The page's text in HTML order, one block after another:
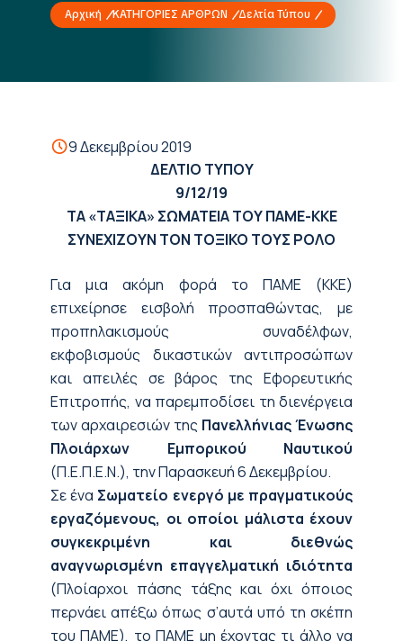
Αρχική ΚΑΤΗΓΟΡΙΕΣ ΑΡΘΡΩΝ Δελτία Τύπου
9 Δεκεμβρίου 2019
ΔΕΛΤΙΟ ΤΥΠΟΥ
9/12/19
ΤΑ «ΤΑΞΙΚΑ» ΣΩΜΑΤΕΙΑ ΤΟΥ ΠΑΜΕ-ΚΚΕ
ΣΥΝΕΧΙΖΟΥΝ ΤΟΝ ΤΟΞΙΚΟ ΤΟΥΣ ΡΟΛΟ
Για μια ακόμη φορά το ΠΑΜΕ (ΚΚΕ)
επιχείρησε εισβολή προσπαθώντας, με
προπηλακισμούς συναδέλφων,
εκφοβισμούς δικαστικών αντιπροσώπων
και απειλές σε βάρος της Εφορευτικής
Επιτροπής, να παρεμποδίσει τη διενέργεια
των αρχαιρεσιών της Πανελλήνιας Ένωσης
Πλοιάρχων Εμπορικού Ναυτικού
(Π.Ε.Π.Ε.Ν.), την Παρασκευή 6 Δεκεμβρίου.
Σε ένα Σωματείο ενεργό με πραγματικούς
εργαζόμενους, οι οποίοι μάλιστα έχουν
συγκεκριμένη και διεθνώς
αναγνωρισμένη επαγγελματική ιδιότητα
(Πλοίαρχοι πάσης τάξης και όχι όποιος
περνάει απέξω όπως σ’αυτά υπό τη σκέπη
του ΠΑΜΕ), το ΠΑΜΕ μη έχοντας τι άλλο να